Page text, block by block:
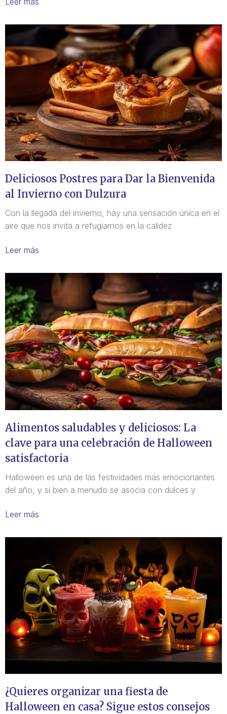
Deliciosos Postres para Dar la Bienvenida
al Invierno con Dulzura
Con la llegada del invierno, hay una sensación única en el
aire que nos invita a refugiarnos en la calidez
Leer más
Alimentos saludables y deliciosos: La
clave para una celebración de Halloween
satisfactoria
Halloween es una de las festividades más emocionantes
del año, y si bien a menudo se asocia con dulces y
Leer más
¿Quieres organizar una fiesta de
Halloween en casa? Sigue estos consejos